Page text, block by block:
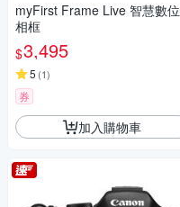
myFirst Frame Live 智慧數位
相框
$3,495
5 (1)
券
加入購物車